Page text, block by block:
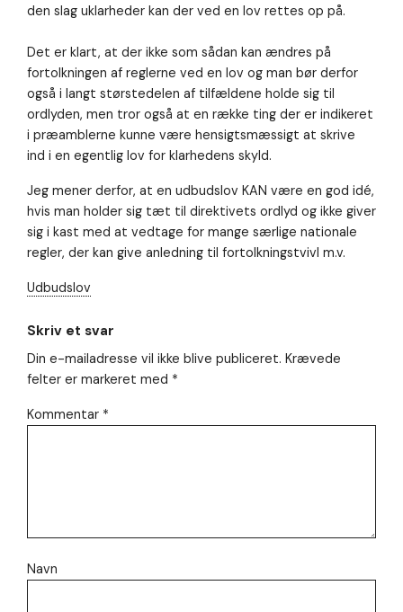
den slag uklarheder kan der ved en lov rettes op på.
Det er klart, at der ikke som sådan kan ændres på
fortolkningen af reglerne ved en lov og man bør derfor
også i langt størstedelen af tilfældene holde sig til
ordlyden, men tror også at en række ting der er indikeret
i præamblerne kunne være hensigtsmæssigt at skrive
ind i en egentlig lov for klarhedens skyld.
Jeg mener derfor, at en udbudslov KAN være en god idé,
hvis man holder sig tæt til direktivets ordlyd og ikke giver
sig i kast med at vedtage for mange særlige nationale
regler, der kan give anledning til fortolkningstvivl m.v.
Udbudslov
Skriv et svar
Din e-mailadresse vil ikke blive publiceret. Krævede
felter er markeret med *
Kommentar *
Navn